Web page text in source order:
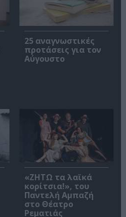
25 αναγνωστικές
προτάσεις για τον
Αύγουστο
«ΖΗΤΩ τα λαϊκά
κορίτσια!», του
Παντελή Αμπαζή
στο Θέατρο
Ρεματιάς